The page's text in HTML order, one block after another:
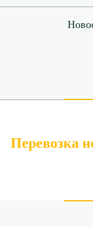
Перевозка